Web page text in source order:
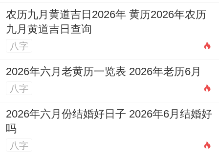
农历九月黄道吉日2026年 黄历2026年农历
九月黄道吉日查询
八字
2026年六月老黄历一览表 2026年老历6月
八字
2026年六月份结婚好日子 2026年6月结婚好
吗
八字